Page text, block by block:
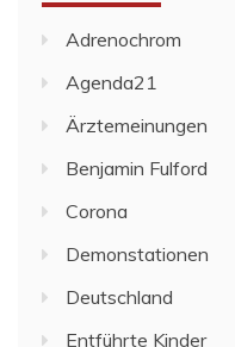
Adrenochrom
Agenda21
Ärztemeinungen
Benjamin Fulford
Corona
Demonstationen
Deutschland
Entführte Kinder